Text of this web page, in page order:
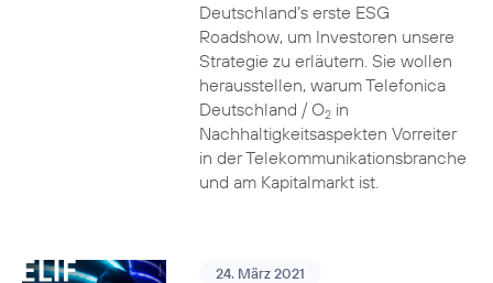
Deutschland’s erste ESG
Roadshow, um Investoren unsere
Strategie zu erläutern. Sie wollen
herausstellen, warum Telefonica
Deutschland / O2in
Nachhaltigkeitsaspekten Vorreiter
in der Telekommunikationsbranche
und am Kapitalmarkt ist.
24. März 2021